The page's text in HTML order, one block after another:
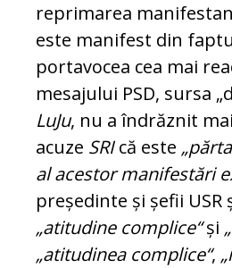
reprimarea
este manifest din
portavocea cea mai
mesajului PSD, sursa
LuJu, nu a îndrăznit
acuze SRIcă este
al acestor manifestări
președinte și șefii USR
„atitudine complice“și
„atitudinea complice“,